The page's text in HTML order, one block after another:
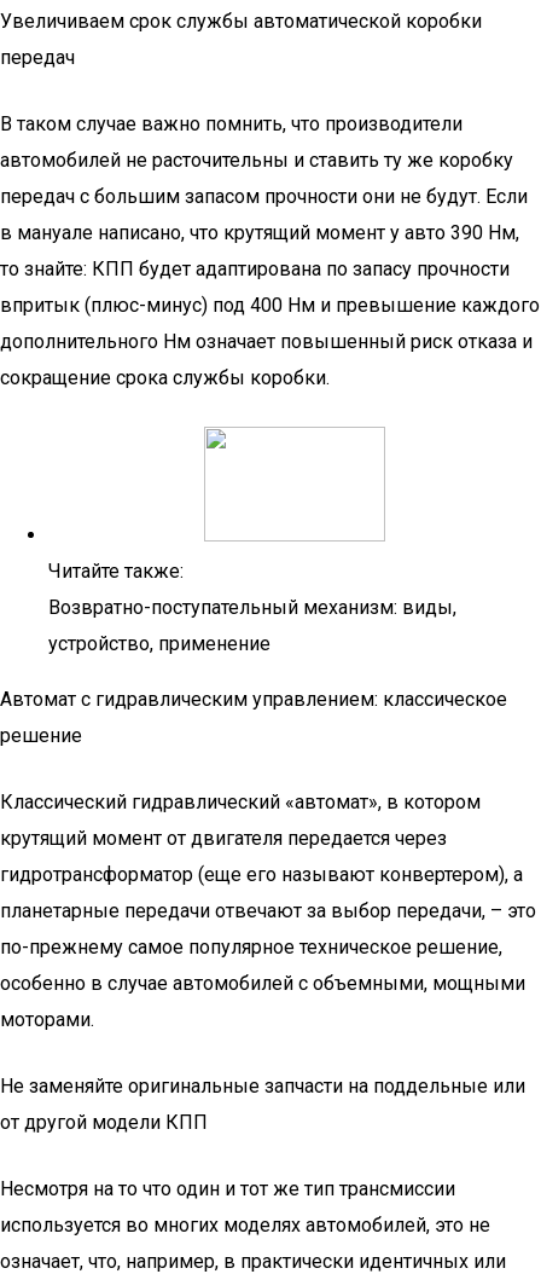
Увеличиваем срок службы автоматической коробки
передач
В таком случае важно помнить, что производители
автомобилей не расточительны и ставить ту же коробку
передач с большим запасом прочности они не будут. Если
в мануале написано, что крутящий момент у авто 390 Нм,
то знайте: КПП будет адаптирована по запасу прочности
впритык (плюс-минус) под 400 Нм и превышение каждого
дополнительного Нм означает повышенный риск отказа и
сокращение срока службы коробки.
Читайте также:
Возвратно-поступательный механизм: виды,
устройство, применение
Автомат с гидравлическим управлением: классическое
решение
Классический гидравлический «автомат», в котором
крутящий момент от двигателя передается через
гидротрансформатор (еще его называют конвертером), а
планетарные передачи отвечают за выбор передачи, – это
по-прежнему самое популярное техническое решение,
особенно в случае автомобилей с объемными, мощными
моторами.
Не заменяйте оригинальные запчасти на поддельные или
от другой модели КПП
Несмотря на то что один и тот же тип трансмиссии
используется во многих моделях автомобилей, это не
означает, что, например, в практически идентичных или